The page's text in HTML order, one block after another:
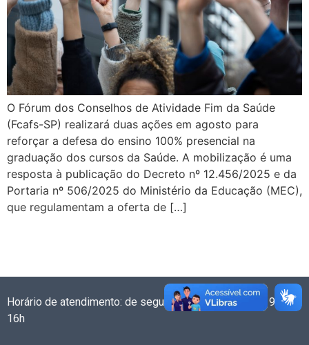
O Fórum dos Conselhos de Atividade Fim da Saúde
(Fcafs-SP) realizará duas ações em agosto para
reforçar a defesa do ensino 100% presencial na
graduação dos cursos da Saúde. A mobilização é uma
resposta à publicação do Decreto nº 12.456/2025 e da
Portaria nº 506/2025 do Ministério da Educação (MEC),
que regulamentam a oferta de […]
Horário de atendimento: de segunda a sexta-feira das 9h às
16h